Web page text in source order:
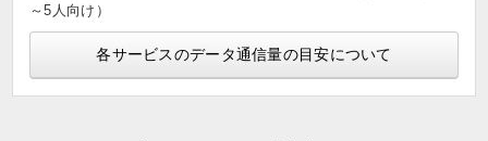
～5人向け）
各サービスのデータ通信量の目安について